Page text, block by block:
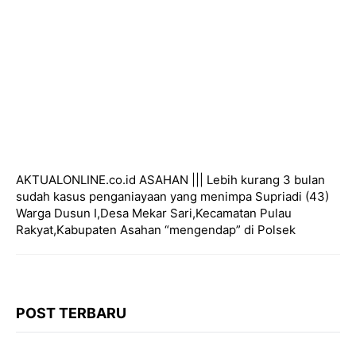
AKTUALONLINE.co.id ASAHAN ||| Lebih kurang 3 bulan
sudah kasus penganiayaan yang menimpa Supriadi (43)
Warga Dusun I,Desa Mekar Sari,Kecamatan Pulau
Rakyat,Kabupaten Asahan “mengendap” di Polsek
POST TERBARU